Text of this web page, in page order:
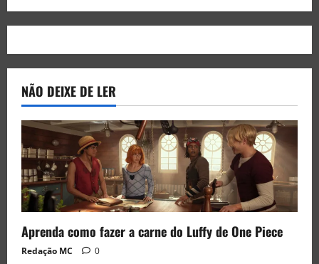
NÃO DEIXE DE LER
Aprenda como fazer a carne do Luffy de One Piece
Redação MC 0